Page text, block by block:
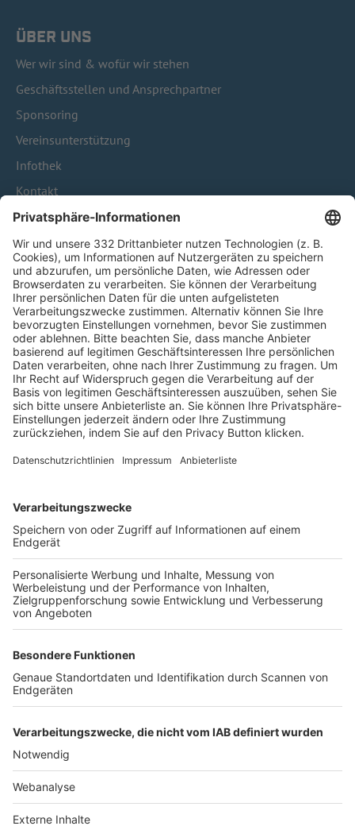
ÜBER UNS
Wer wir sind & wofür wir stehen
Geschäftsstellen und Ansprechpartner
Sponsoring
Vereinsunterstützung
Infothek
Kontakt
HÄUFIG BESUCHTE SEITEN
Pässe und Vereinswechsel
Trainerausbildung
Schulungsangebot Vereinsmitarbeiter
BFV-Geschäftsstellen
Trainerbörse
Login SpielPlus
FOLGE DEM BFV
TOP-VEREINE
TOP-PARTNER
Nutzungsbedingungen Datenschutz Impressum